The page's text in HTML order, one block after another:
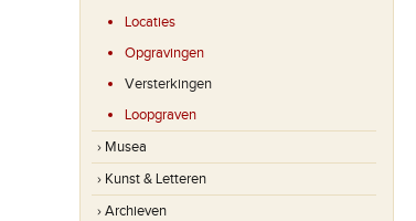
Locaties
Opgravingen
Versterkingen
Loopgraven
› Musea
› Kunst & Letteren
› Archieven